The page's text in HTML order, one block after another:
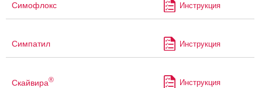
Симофлокс Инструкция
Симпатил Инструкция
Скайвира® Инструкция